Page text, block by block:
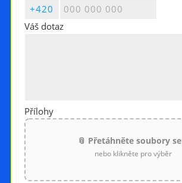
Váš dotaz
Přílohy
📎 Přetáhněte soubory
nebo klikněte pro výběr